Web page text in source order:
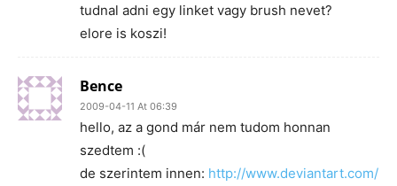
tudnal adni egy linket vagy brush nevet?
elore is koszi!
Bence
2009-04-11 At 06:39
hello, az a gond már nem tudom honnan
szedtem :(
de szerintem innen: http://www.deviantart.com/